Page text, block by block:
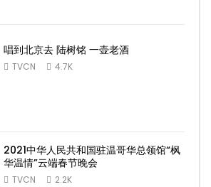
唱到北京去 陆树铭 一壶老酒
TVCN 4.7K
2021中华人民共和国驻温哥华总领馆“枫
华温情”云端春节晚会
TVCN 2.2K